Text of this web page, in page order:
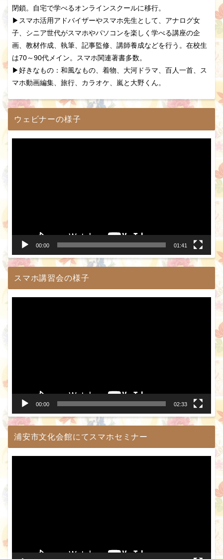
閉鎖。自宅で学べるオンラインスクールに移行。
▶スマホ活用アドバイザーやスマホ先生として、アナログ女
子、シニア世代がスマホやパソコンを楽しく学べる講座の企
画、教材作成、執筆、記事監修、講師養成などを行う。在校生
は70～90代メイン。スマホ関連著書多数。
▶好きなもの：和風なもの、着物、大河ドラマ、百人一首、ス
マホ動画編集、旅行、カラオケ、嵐と大野くん。
ウェビナーの様子
00:00 01:41
スマホ講習会の様子
00:00 02:33
浦安市文化会館にてスマホセミナー